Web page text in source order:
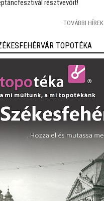
résztvevőit!
TOVÁBBI HÍREK
TOPOTÉKA